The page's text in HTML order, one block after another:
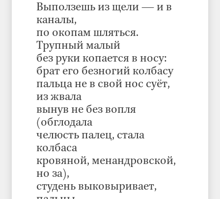
Выползешь из щели — и в
каналы,
по окопам шляться.
Трупный малый
без руки копается в носу:
брат его безногий колбасу
пальца не в свой нос суёт,
из жвала
вынув не без вопля
(обглодала
челюсть палец, стала
колбаса
кровяной, менандровской,
но за),
студень выковыривает,